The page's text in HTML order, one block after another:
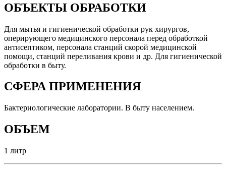
ОБЪЕКТЫ ОБРАБОТКИ
Для мытья и гигиенической обработки рук хирургов,
оперирующего медицинского персонала перед обработкой
антисептиком, персонала станций скорой медицинской
помощи, станций переливания крови и др. Для гигиенической
обработки в быту.
СФЕРА ПРИМЕНЕНИЯ
Бактериологические лаборатории. В быту населением.
ОБЪЕМ
1 литр